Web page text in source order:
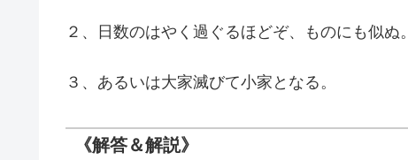
２、日数のはやく過ぐるほどぞ、ものにも似ぬ。
３、あるいは大家滅びて小家となる。
《解答＆解説》